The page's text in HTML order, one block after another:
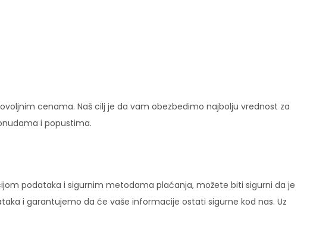
cenama. Naš cilj je da vam obezbedimo najbolju vrednost za
i popustima.
podataka i sigurnim metodama plaćanja, možete biti sigurni da je
i garantujemo da će vaše informacije ostati sigurne kod nas. Uz